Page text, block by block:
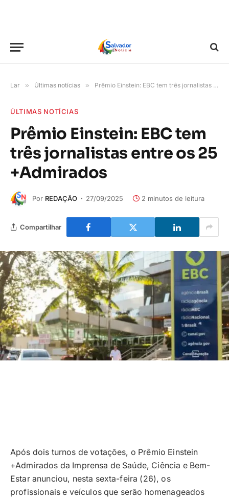
Lar » Últimas notícias » Prêmio Einstein: EBC tem três jornalistas entre os 25 +Admirados
ÚLTIMAS NOTÍCIAS
Prêmio Einstein: EBC tem
três jornalistas entre os 25
+Admirados
Por REDAÇÃO 27/09/2025 2 minutos de leitura
Compartilhar
Após dois turnos de votações, o Prêmio Einstein
+Admirados da Imprensa de Saúde, Ciência e Bem-
Estar anunciou, nesta sexta-feira (26), os
profissionais e veículos que serão homenageados